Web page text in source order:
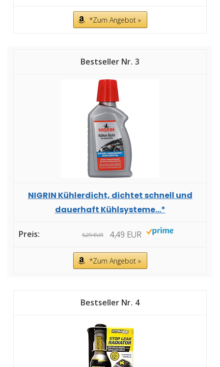
*Zum Angebot »
3
NIGRIN Kühlerdicht, dichtet schnell und
dauerhaft Kühlsysteme...*
5,29 EUR 4,49 EUR
*Zum Angebot »
4